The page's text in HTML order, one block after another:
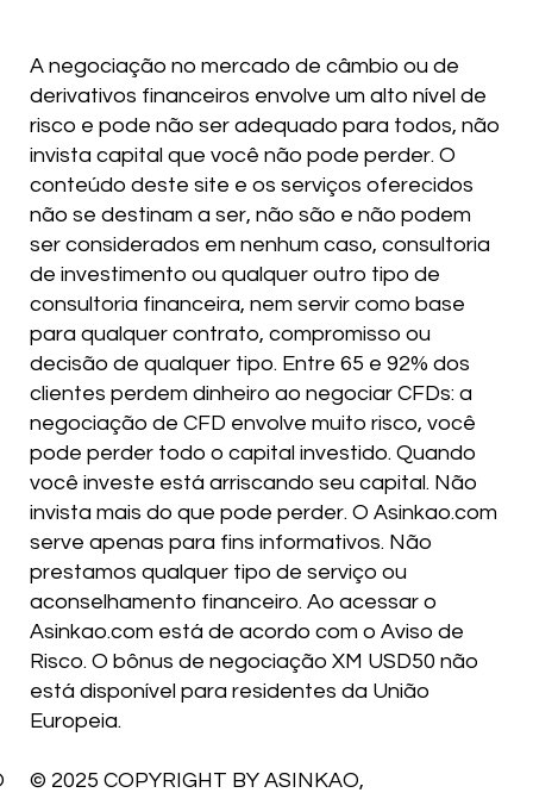
A negociação no mercado de câmbio ou de
derivativos financeiros envolve um alto nível de
risco e pode não ser adequado para todos, não
invista capital que você não pode perder. O
conteúdo deste site e os serviços oferecidos
não se destinam a ser, não são e não podem
ser considerados em nenhum caso, consultoria
de investimento ou qualquer outro tipo de
consultoria financeira, nem servir como base
para qualquer contrato, compromisso ou
decisão de qualquer tipo. Entre 65 e 92% dos
clientes perdem dinheiro ao negociar CFDs: a
negociação de CFD envolve muito risco, você
pode perder todo o capital investido. Quando
você investe está arriscando seu capital. Não
invista mais do que pode perder. O Asinkao.com
serve apenas para fins informativos. Não
prestamos qualquer tipo de serviço ou
aconselhamento financeiro. Ao acessar o
Asinkao.com está de acordo com o Aviso de
Risco. O bônus de negociação XM USD50 não
está disponível para residentes da União
Europeia.
© 2025 COPYRIGHT BY ASINKAO,